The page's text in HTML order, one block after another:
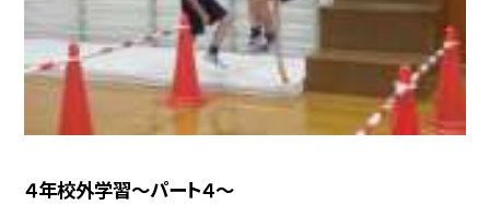
４年校外学習〜パート４〜